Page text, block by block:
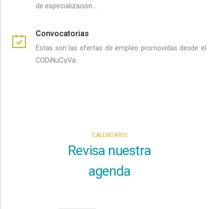
de especialización…
Convocatorias
Estas son las ofertas de empleo promovidas desde el
CODiNuCoVa
CALENDARIO
Revisa nuestra
agenda